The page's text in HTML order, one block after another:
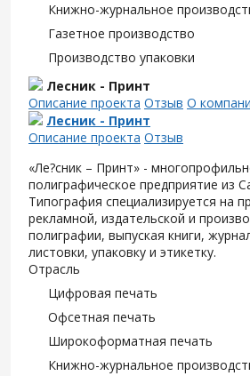
Книжно-журнальное
Газетное производство
Производство упаковки
Лесник - Принт
Описание проекта Отзыв О
Лесник - Принт
Описание проекта Отзыв
«Ле?сник – Принт» -
полиграфическое предприятие из
Типография специализируется на
рекламной, издательской и
полиграфии, выпуская книги,
листовки, упаковку и этикетку.
Отрасль
Цифровая печать
Офсетная печать
Широкоформатная печать
Книжно-журнальное